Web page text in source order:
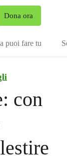
Dona ora
puoi fare tu
con